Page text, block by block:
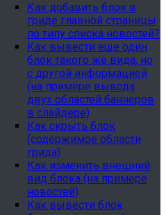
Как добавить блок в
гриде главной страницы
по типу списка новостей?
Как вывести еще один
блок такого же вида, но
с другой информацией
(на примере вывода
двух областей баннеров
в слайдере)
Как скрыть блок
(содержимое области
грида)
Как изменить внешний
вид блока (на примере
новостей)
Как вывести блок